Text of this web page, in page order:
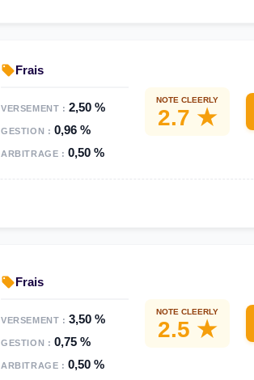
Frais
VERSEMENT : 2,50 %
GESTION : 0,96 %
ARBITRAGE : 0,50 %
NOTE CLEERLY
2.7 ★
Frais
VERSEMENT : 3,50 %
GESTION : 0,75 %
ARBITRAGE : 0,50 %
NOTE CLEERLY
2.5 ★